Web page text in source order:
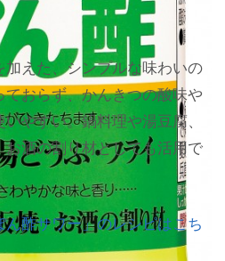
えた、シンプルな味わいの
ておらず、かんきつの酸味
やすい。鍋料理や湯豆腐、
酒の割り材としても活用で
酢サワー」のレシピはこち